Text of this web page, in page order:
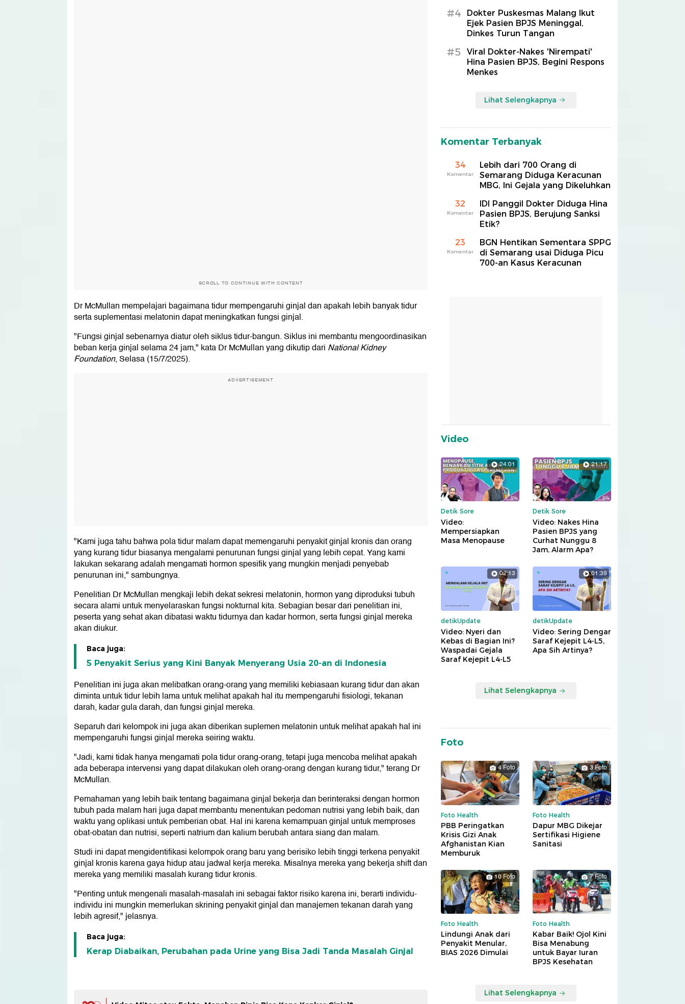
SCROLL TO CONTINUE WITH CONTENT
Dr McMullan mempelajari bagaimana tidur mempengaruhi ginjal dan apakah lebih banyak tidur
serta suplementasi melatonin dapat meningkatkan fungsi ginjal.
"Fungsi ginjal sebenarnya diatur oleh siklus tidur-bangun. Siklus ini membantu mengoordinasikan
beban kerja ginjal selama 24 jam," kata Dr McMullan yang dikutip dari National Kidney
Foundation, Selasa (15/7/2025).
ADVERTISEMENT
"Kami juga tahu bahwa pola tidur malam dapat memengaruhi penyakit ginjal kronis dan orang
yang kurang tidur biasanya mengalami penurunan fungsi ginjal yang lebih cepat. Yang kami
lakukan sekarang adalah mengamati hormon spesifik yang mungkin menjadi penyebab
penurunan ini," sambungnya.
Penelitian Dr McMullan mengkaji lebih dekat sekresi melatonin, hormon yang diproduksi tubuh
secara alami untuk menyelaraskan fungsi nokturnal kita. Sebagian besar dari penelitian ini,
peserta yang sehat akan dibatasi waktu tidurnya dan kadar hormon, serta fungsi ginjal mereka
akan diukur.
Baca juga:
5 Penyakit Serius yang Kini Banyak Menyerang Usia 20-an di Indonesia
Penelitian ini juga akan melibatkan orang-orang yang memiliki kebiasaan kurang tidur dan akan
diminta untuk tidur lebih lama untuk melihat apakah hal itu mempengaruhi fisiologi, tekanan
darah, kadar gula darah, dan fungsi ginjal mereka.
Separuh dari kelompok ini juga akan diberikan suplemen melatonin untuk melihat apakah hal ini
mempengaruhi fungsi ginjal mereka seiring waktu.
"Jadi, kami tidak hanya mengamati pola tidur orang-orang, tetapi juga mencoba melihat apakah
ada beberapa intervensi yang dapat dilakukan oleh orang-orang dengan kurang tidur," terang Dr
McMullan.
Pemahaman yang lebih baik tentang bagaimana ginjal bekerja dan berinteraksi dengan hormon
tubuh pada malam hari juga dapat membantu menentukan pedoman nutrisi yang lebih baik, dan
waktu yang oplikasi untuk pemberian obat. Hal ini karena kemampuan ginjal untuk memproses
obat-obatan dan nutrisi, seperti natrium dan kalium berubah antara siang dan malam.
Studi ini dapat mengidentifikasi kelompok orang baru yang berisiko lebih tinggi terkena penyakit
ginjal kronis karena gaya hidup atau jadwal kerja mereka. Misalnya mereka yang bekerja shift dan
mereka yang memiliki masalah kurang tidur kronis.
"Penting untuk mengenali masalah-masalah ini sebagai faktor risiko karena ini, berarti individu-
individu ini mungkin memerlukan skrining penyakit ginjal dan manajemen tekanan darah yang
lebih agresif," jelasnya.
Baca juga:
Kerap Diabaikan, Perubahan pada Urine yang Bisa Jadi Tanda Masalah Ginjal
#4
Dokter Puskesmas Malang Ikut
Ejek Pasien BPJS Meninggal,
Dinkes Turun Tangan
#5
Viral Dokter-Nakes 'Nirempati'
Hina Pasien BPJS, Begini Respons
Menkes
Lihat Selengkapnya
Komentar Terbanyak
34
Komentar
Lebih dari 700 Orang di
Semarang Diduga Keracunan
MBG, Ini Gejala yang Dikeluhkan
32
Komentar
IDI Panggil Dokter Diduga Hina
Pasien BPJS, Berujung Sanksi
Etik?
23
Komentar
BGN Hentikan Sementara SPPG
di Semarang usai Diduga Picu
700-an Kasus Keracunan
Video
24:01
Detik Sore
Video:
Mempersiapkan
Masa Menopause
21:17
Detik Sore
Video: Nakes Hina
Pasien BPJS yang
Curhat Nunggu 8
Jam, Alarm Apa?
02:13
detikUpdate
Video: Nyeri dan
Kebas di Bagian Ini?
Waspadai Gejala
Saraf Kejepit L4-L5
01:39
detikUpdate
Video: Sering Dengar
Saraf Kejepit L4-L5,
Apa Sih Artinya?
Lihat Selengkapnya
Foto
4 Foto
Foto Health
PBB Peringatkan
Krisis Gizi Anak
Afghanistan Kian
Memburuk
3 Foto
Foto Health
Dapur MBG Dikejar
Sertifikasi Higiene
Sanitasi
10 Foto
Foto Health
Lindungi Anak dari
Penyakit Menular,
BIAS 2026 Dimulai
7 Foto
Foto Health
Kabar Baik! Ojol Kini
Bisa Menabung
untuk Bayar Iuran
BPJS Kesehatan
Lihat Selengkapnya